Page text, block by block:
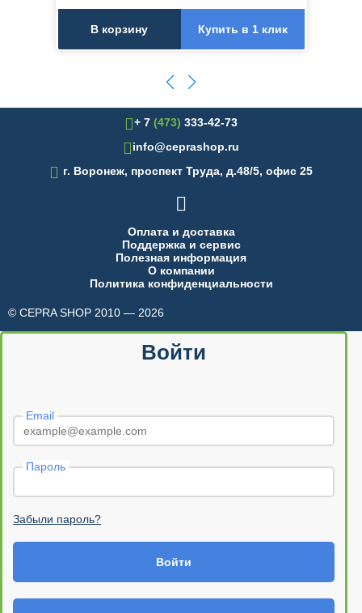
В корзину Купить в 1 клик
+ 7 (473) 333-42-73
info@ceprashop.ru
 г. Воронеж, проспект Труда, д.48/5, офис 25

Оплата и доставка
Поддержка и сервис
Полезная информация
О компании
Политика конфиденциальности
© CEPRA SHOP 2010 — 2026
Войти
Email
Пароль
Забыли пароль?
Войти